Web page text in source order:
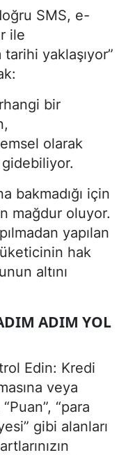
SMS, e-
ile
tarihi yaklaşıyor”
bir
olarak
gidebiliyor.
bakmadığı için
mağdur oluyor.
yapılan
hak
altını
ADIM YOL
Edin: Kredi
veya
“para
gibi alanları